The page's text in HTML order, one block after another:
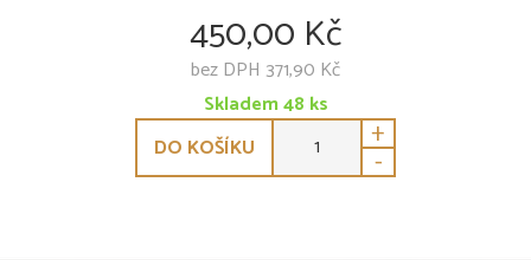
450,00 Kč
bez DPH 371,90 Kč
Skladem48 ks
DO KOŠÍKU
+
-